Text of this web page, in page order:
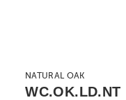
NATURAL OAK
WC.OK.LD.NT